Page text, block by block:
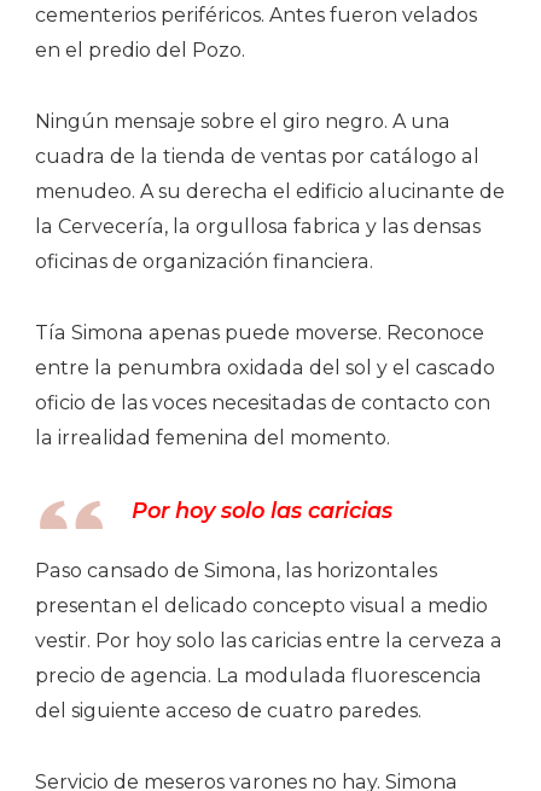
cementerios periféricos. Antes fueron velados
en el predio del Pozo.
Ningún mensaje sobre el giro negro. A una
cuadra de la tienda de ventas por catálogo al
menudeo. A su derecha el edificio alucinante de
la Cervecería, la orgullosa fabrica y las densas
oficinas de organización financiera.
Tía Simona apenas puede moverse. Reconoce
entre la penumbra oxidada del sol y el cascado
oficio de las voces necesitadas de contacto con
la irrealidad femenina del momento.
Por hoy solo las caricias
Paso cansado de Simona, las horizontales
presentan el delicado concepto visual a medio
vestir. Por hoy solo las caricias entre la cerveza a
precio de agencia. La modulada fluorescencia
del siguiente acceso de cuatro paredes.
Servicio de meseros varones no hay. Simona